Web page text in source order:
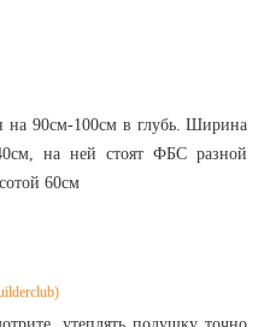
на 90см-100см в глубь. Ширина
на ней стоят ФБС разной
60см